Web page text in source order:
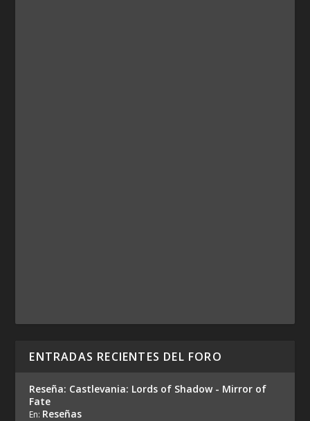
ENTRADAS RECIENTES DEL FORO
Reseña: Castlevania: Lords of Shadow - Mirror of
Fate
En: Reseñas